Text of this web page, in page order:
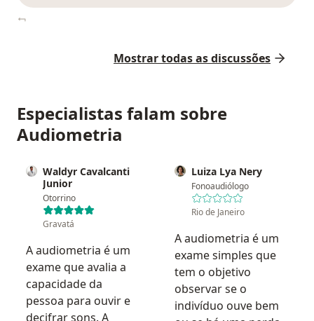
Mostrar todas as discussões
Especialistas falam sobre
Audiometria
Waldyr Cavalcanti
Junior
Otorrino
Gravatá
A audiometria é um
exame que avalia a
capacidade da
pessoa para ouvir e
decifrar sons. A
Luiza Lya Nery
Fonoaudiólogo
Rio de Janeiro
A audiometria é um
exame simples que
tem o objetivo
observar se o
indivíduo ouve bem